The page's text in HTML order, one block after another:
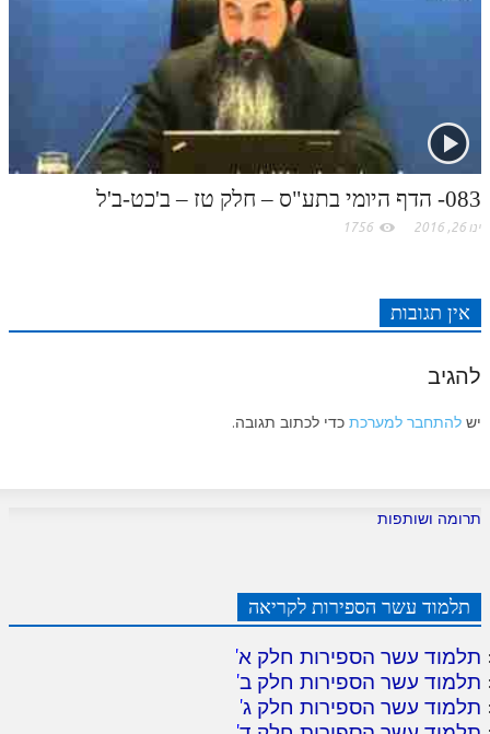
083- הדף היומי בתע"ס – חלק טז – ב'כט-ב'ל
ינו 26, 2016 1756
אין תגובות
להגיב
יש להתחבר למערכת כדי לכתוב תגובה.
תרומה ושותפות
תלמוד עשר הספירות לקריאה
תלמוד עשר הספירות חלק א'
תלמוד עשר הספירות חלק ב'
תלמוד עשר הספירות חלק ג'